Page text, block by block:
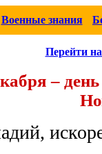
Военные знания
Перейти
–